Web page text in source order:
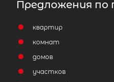
Предложения по
квартир
комнат
домов
участков